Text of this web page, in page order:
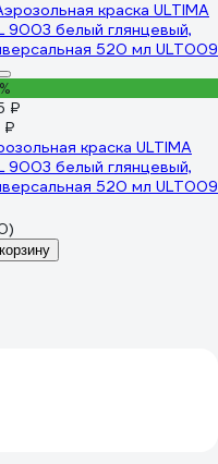
₽
₽
краска ULTIMA
9003 белый глянцевый,
520 мл ULT009